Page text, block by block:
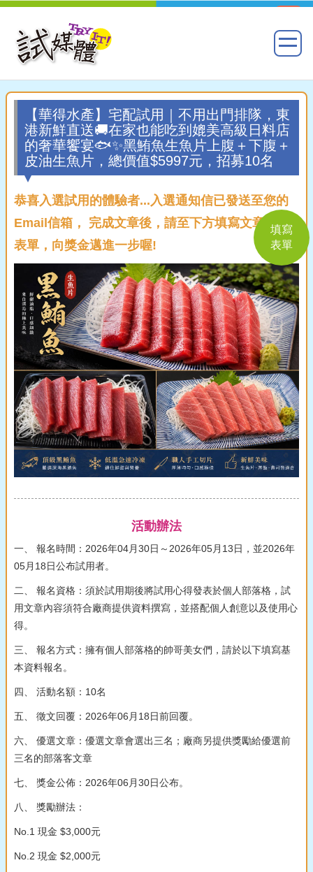
【華得水產】宅配試用｜不用出門排隊，東
港新鮮直送🚚在家也能吃到媲美高級日料店
的奢華饗宴🐟✨黑鮪魚生魚片上腹＋下腹＋
皮油生魚片，總價值$5997元，招募10名
恭喜入選試用的體驗者...入選通知信已發送至您的
Email信箱， 完成文章後，請至下方填寫文章回覆
表單，向獎金邁進一步喔!
活動辦法
一、 報名時間：2026年04月30日～2026年05月13日，並2026年
05月18日公布試用者。
二、 報名資格：須於試用期後將試用心得發表於個人部落格，試
用文章內容須符合廠商提供資料撰寫，並搭配個人創意以及使用心
得。
三、 報名方式：擁有個人部落格的帥哥美女們，請於以下填寫基
本資料報名。
四、 活動名額：10名
五、 徵文回覆：2026年06月18日前回覆。
六、 優選文章：優選文章會選出三名；廠商另提供獎勵給優選前
三名的部落客文章
七、 獎金公佈：2026年06月30日公布。
八、 獎勵辦法：
No.1 現金 $3,000元
No.2 現金 $2,000元
填寫
表單